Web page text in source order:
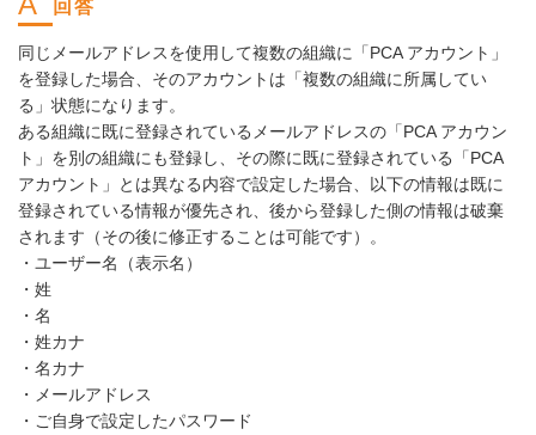
同じメールアドレスを使用して複数の組織に「PCA アカウント」
を登録した場合、そのアカウントは「複数の組織に所属してい
る」状態になります。
ある組織に既に登録されているメールアドレスの「PCA アカウン
ト」を別の組織にも登録し、その際に既に登録されている「PCA
アカウント」とは異なる内容で設定した場合、以下の情報は既に
登録されている情報が優先され、後から登録した側の情報は破棄
されます（その後に修正することは可能です）。
・ユーザー名（表示名）
・姓
・名
・姓カナ
・名カナ
・メールアドレス
・ご自身で設定したパスワード